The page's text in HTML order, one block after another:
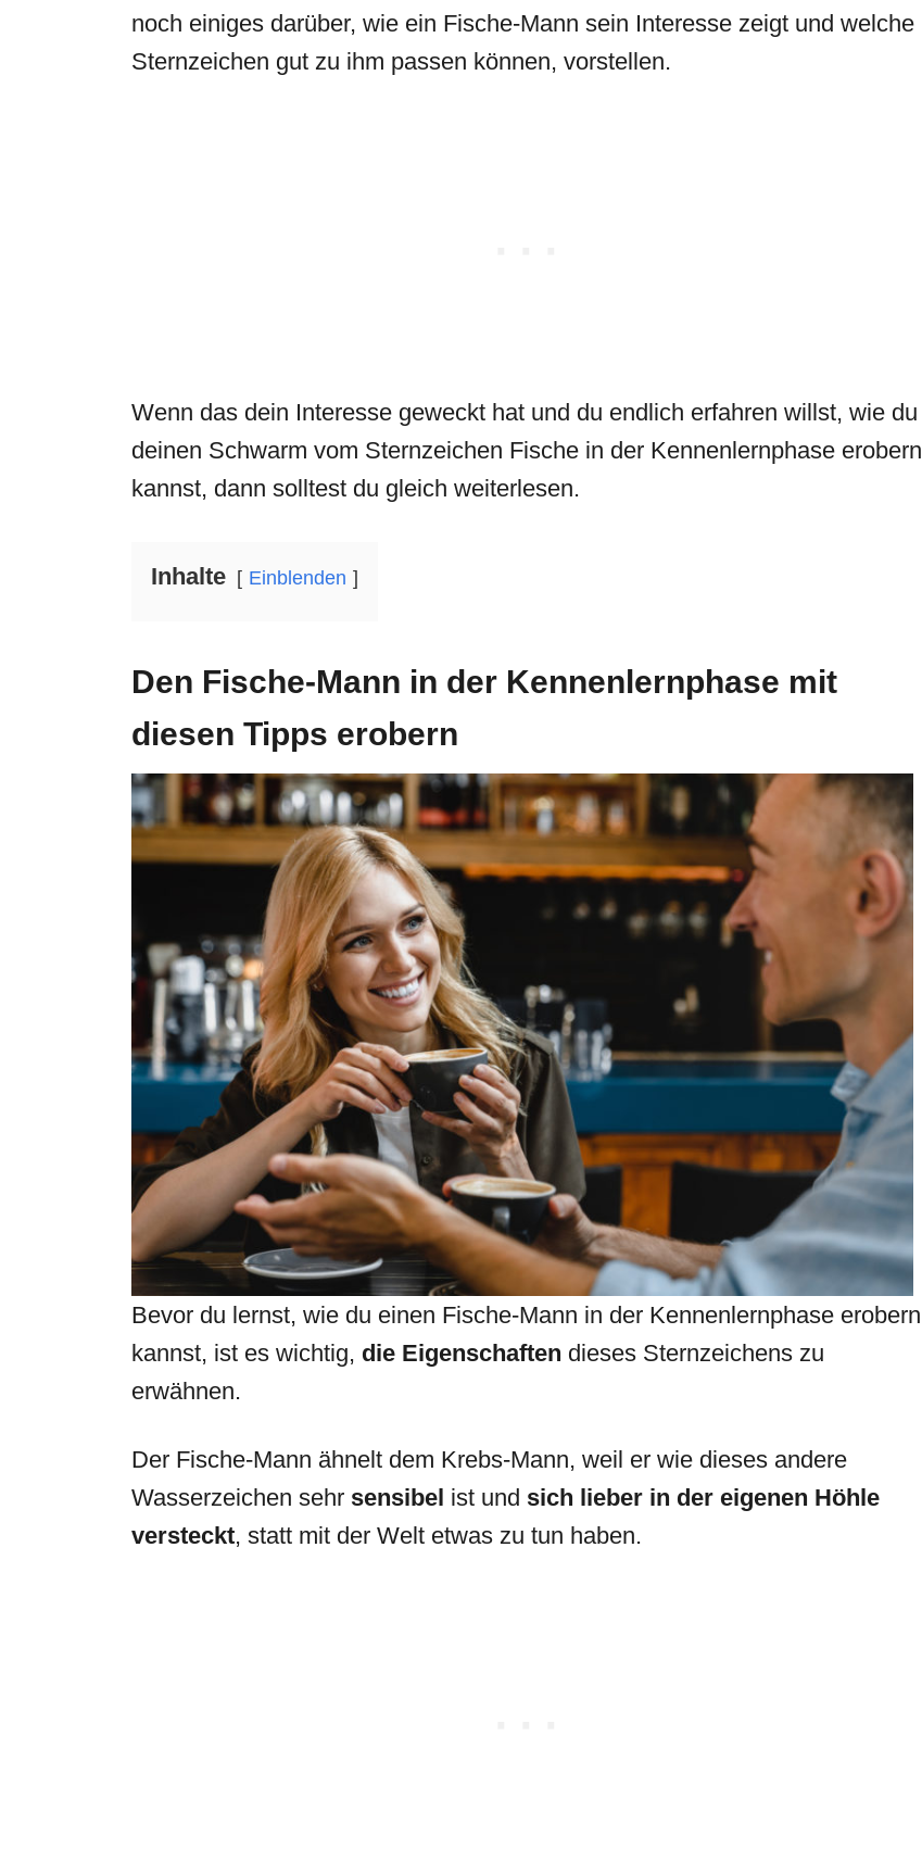
noch einiges darüber, wie ein Fische-Mann sein Interesse zeigt und welche
Sternzeichen gut zu ihm passen können, vorstellen.
Wenn das dein Interesse geweckt hat und du endlich erfahren willst, wie du
deinen Schwarm vom Sternzeichen Fische in der Kennenlernphase erobern
kannst, dann solltest du gleich weiterlesen.
Inhalte Einblenden
Den Fische-Mann in der Kennenlernphase mit
diesen Tipps erobern
Bevor du lernst, wie du einen Fische-Mann in der Kennenlernphase erobern
kannst, ist es wichtig, die Eigenschaften dieses Sternzeichens zu
erwähnen.
Der Fische-Mann ähnelt dem Krebs-Mann, weil er wie dieses andere
Wasserzeichen sehr sensibel ist und sich lieber in der eigenen Höhle
versteckt, statt mit der Welt etwas zu tun haben.